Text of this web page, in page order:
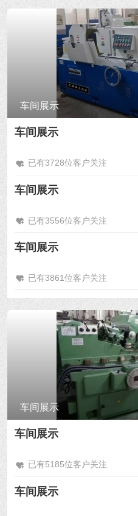
车间展示
车间展示
已有3728位客户关注
车间展示
已有3556位客户关注
车间展示
已有3861位客户关注
车间展示
车间展示
已有5185位客户关注
车间展示